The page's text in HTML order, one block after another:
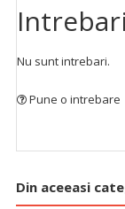
Intrebari
Nu sunt intrebari.
Pune o intrebare
Din aceeasi